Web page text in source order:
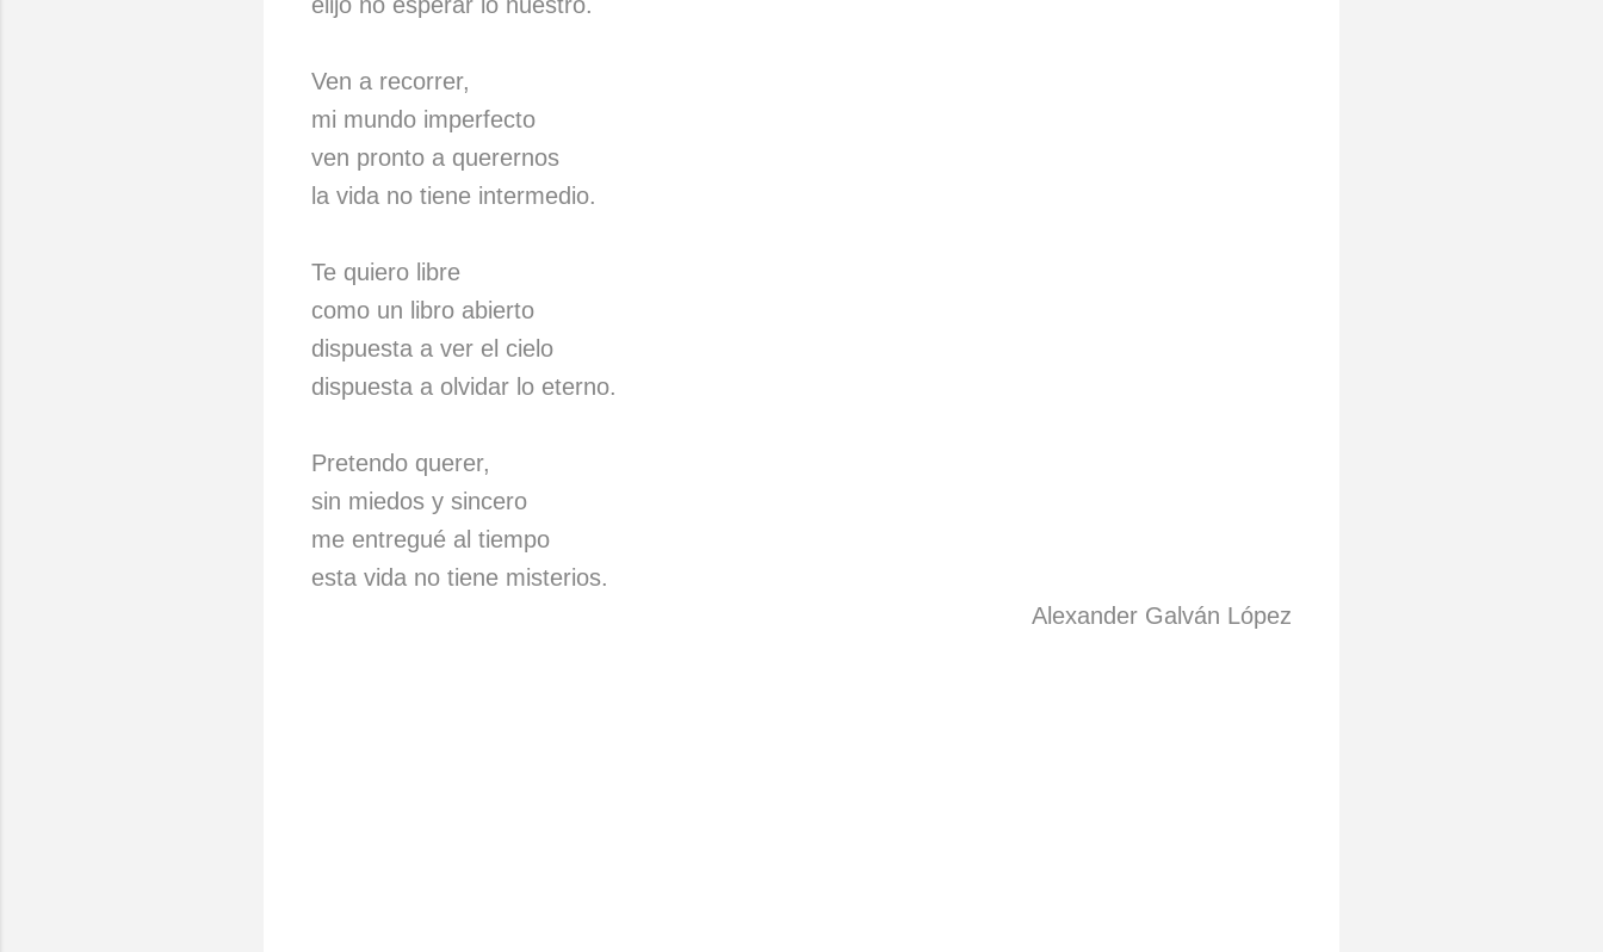
Ven a recorrer,
mi mundo imperfecto
ven pronto a querernos
la vida no tiene intermedio.
Te quiero libre
como un libro abierto
dispuesta a ver el cielo
dispuesta a olvidar lo eterno.
Pretendo querer,
sin miedos y sincero
me entregué al tiempo
esta vida no tiene misterios.
Alexander Galván López